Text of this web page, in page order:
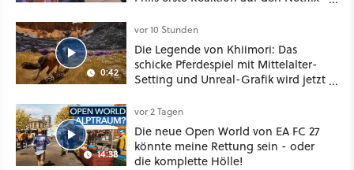
0:42
vor 10 Stunden
Die Legende von Khiimori: Das
schicke Pferdespiel mit Mittelalter-
Setting und Unreal-Grafik wird jetzt
14:38
vor 2 Tagen
Die neue Open World von EA FC 27
könnte meine Rettung sein - oder
die komplette Hölle!